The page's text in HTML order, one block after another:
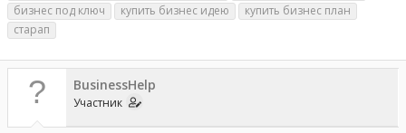
р
т
е
ы
а
л
а
бизнес под ключ
купить бизнес идею
купить бизнес план
старап
BusinessHelp
Участник